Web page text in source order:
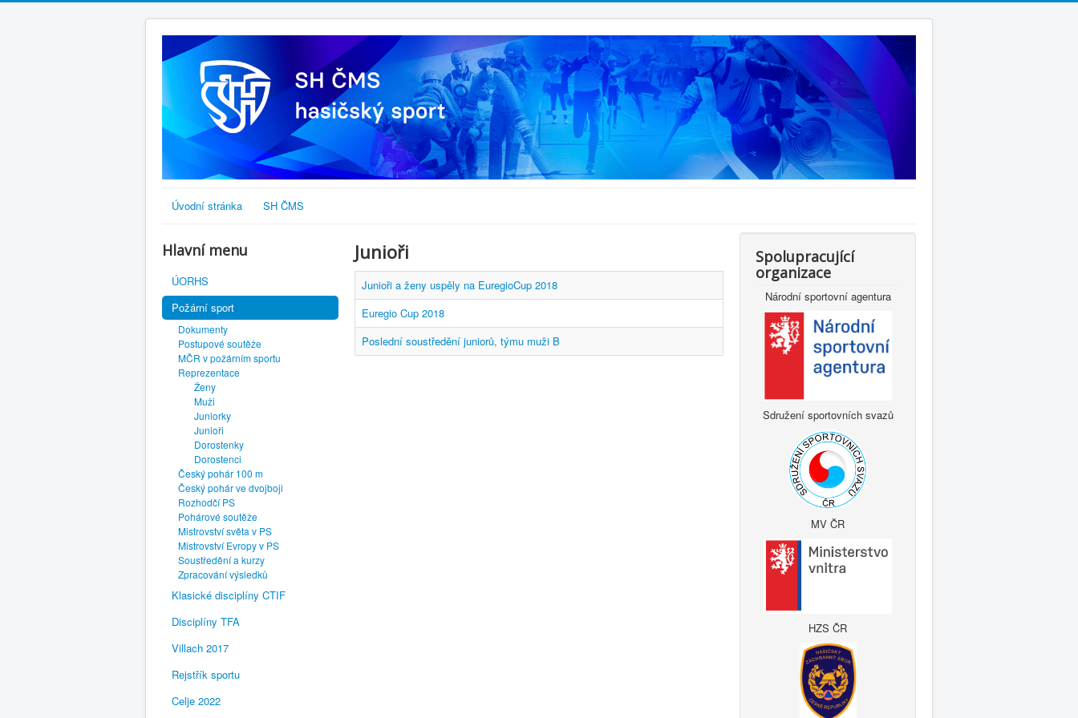
Úvodní stránka SH ČMS
Hlavní menu
ÚORHS
Požární sport
Dokumenty
Postupové soutěže
MČR v požárním sportu
Reprezentace
Ženy
Muži
Juniorky
Junioři
Dorostenky
Dorostenci
Český pohár 100 m
Český pohár ve dvojboji
Rozhodčí PS
Pohárové soutěže
Mistrovství světa v PS
Mistrovství Evropy v PS
Soustředění a kurzy
Zpracování výsledků
Klasické disciplíny CTIF
Disciplíny TFA
Villach 2017
Rejstřík sportu
Celje 2022
Junioři
Junioři a ženy uspěly na EuregioCup 2018
Euregio Cup 2018
Poslední soustředění juniorů, týmu muži B
Spolupracující
organizace
Národní sportovní agentura
Sdružení sportovních svazů
MV ČR
HZS ČR